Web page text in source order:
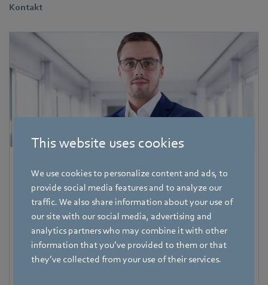
This website uses cookies
We use cookies to personalize content and ads, to
provide social media features and to analyze our
traffic. We also share information about your use of
our site with our social media, advertising and
analytics partners who may combine it with other
information that you’ve provided to them or that
they’ve collected from your use of their services.
Kontakt
Trade Press
Adresa
Amtstraße 85
74673 Mulfingen - Hollenbach Germany
Telefon
+49 7938 81-7006